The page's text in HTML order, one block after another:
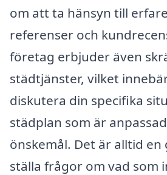
om att ta hänsyn till
referenser och
företag erbjuder även
städtjänster, vilket
diskutera din specifika
städplan som är
önskemål. Det är alltid en
ställa frågor om vad som